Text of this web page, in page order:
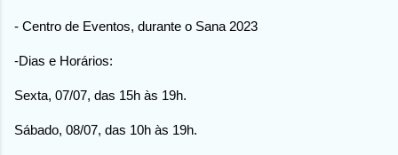
- Centro de Eventos, durante o Sana 2023
-Dias e Horários:
Sexta, 07/07, das 15h às 19h.
Sábado, 08/07, das 10h às 19h.